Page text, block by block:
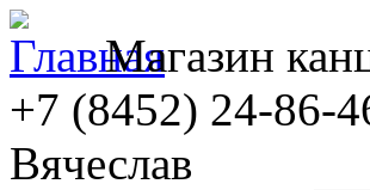
Магазин
+7 (8452) 24-86-
Вячеслав